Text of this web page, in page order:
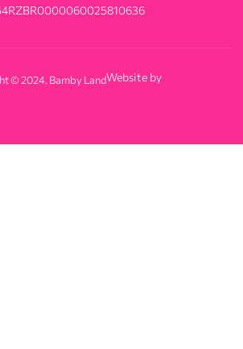
© 2024. Bamby LandWebsite by